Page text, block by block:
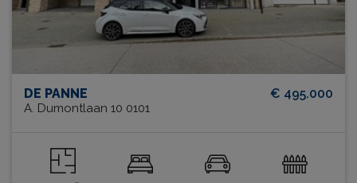
€ 495.000
DE PANNE
A. Dumontlaan 10 0101